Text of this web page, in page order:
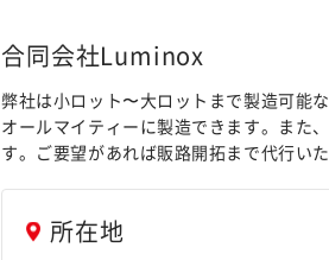
合同会社Luminox
弊社は小ロット〜大ロットまで製造可能
オールマイティーに製造できます。また
す。ご要望があれば販路開拓まで代行いた
所在地